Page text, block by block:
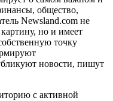
общество,
Newsland.com не
но и имеет
точку
новости, пишут
с активной